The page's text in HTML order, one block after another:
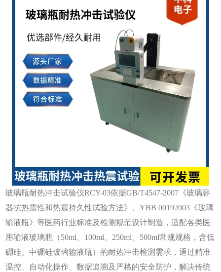
玻璃瓶耐热冲击试验仪RCY-03依据GB/T4547-2007《玻璃容
器抗热震性和热震持久性试验方法》、YBB 00192003《玻璃
输液瓶》等医药行业标准及检测规范设计制造，适配各类医
用输液玻璃瓶（50ml、100ml、250ml、500ml常规规格，含低
硼硅、中硼硅玻璃输液瓶）的耐热冲击检测需求，通过精准
温控、自动化操作、数据追溯及严格的安全防护，解决传统